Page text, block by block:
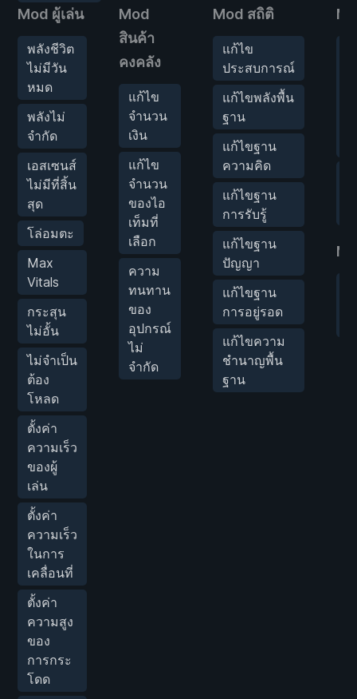
Mod ผู้เล่น
พลังชีวิต
ไม่มีวัน
หมด
พลังไม่
จำกัด
เอสเซนส์
ไม่มีที่สิ้น
สุด
โล่อมตะ
Max
Vitals
กระสุน
ไม่อั้น
ไม่จำเป็น
ต้อง
โหลด
ตั้งค่า
ความเร็ว
ของผู้
เล่น
ตั้งค่า
ความเร็ว
ในการ
เคลื่อนที่
ตั้งค่า
ความสูง
ของ
การกระ
โดด
Mod
สินค้า
คงคลัง
แก้ไข
จำนวน
เงิน
แก้ไข
จำนวน
ของไอ
เท็มที่
เลือก
ความ
ทนทาน
ของ
อุปกรณ์
ไม่
จำกัด
Mod สถิติ
แก้ไข
ประสบการณ์
แก้ไขพลังพื้น
ฐาน
แก้ไขฐาน
ความคิด
แก้ไขฐาน
การรับรู้
แก้ไขฐาน
ปัญญา
แก้ไขฐาน
การอยู่รอด
แก้ไขความ
ชำนาญพื้น
ฐาน